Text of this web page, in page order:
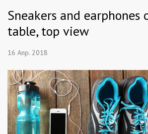
Кейсы
Новости сервиса
Исполнителям
Заказчикам
Sneakers and earphones
table, top view
16 Апр. 2018